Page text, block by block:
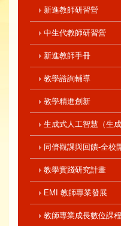
新進教師研習營
中生代教師研習營
新進教師手冊
教學諮詢輔導
教學精進創新
生成式人工智慧（生
同儕觀課與回饋-全校
教學實踐研究計畫
EMI 教師專業發展
教師專業成長數位課程